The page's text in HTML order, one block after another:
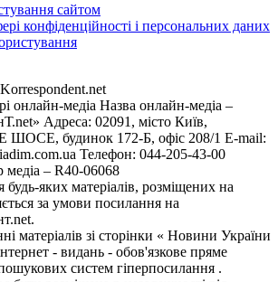
сайтом
конфіденційності і персональних даних
онлайн-медіа Назва онлайн-медіа –
Адреса: 02091, місто Київ,
будинок 172-Б, офіс 208/1 E-mail:
Телефон: 044-205-43-00
медіа – R40-06068
яких матеріалів, розміщених на
за умови посилання на
матеріалів зі сторінки « Новини України
- видань - обов'язкове пряме
систем гіперпосилання .